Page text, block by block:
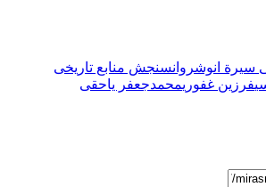
سیرة انوشروانسنجش منابع تاریخی
فرزین غفوریمحمدجعفر یاحقی